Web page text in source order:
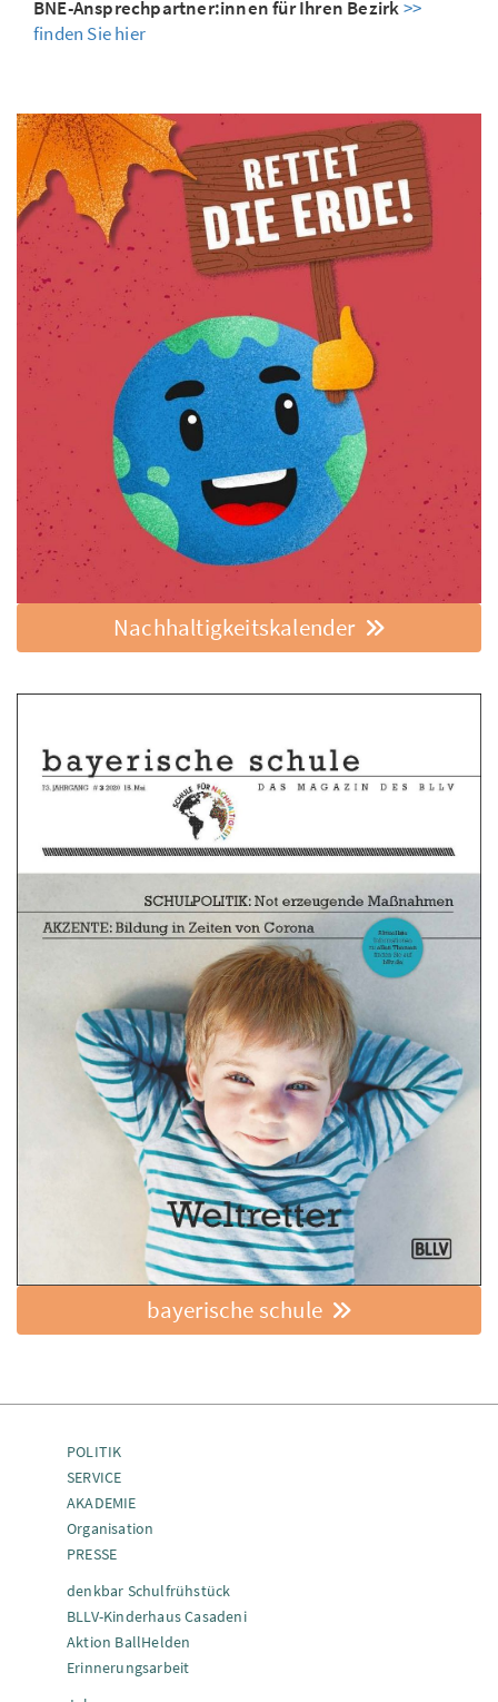
BNE-Ansprechpartner:innen für Ihren Bezirk>>
finden Sie hier
Nachhaltigkeitskalender
bayerische schule
POLITIK
SERVICE
AKADEMIE
Organisation
PRESSE
denkbar Schulfrühstück
BLLV-Kinderhaus Casadeni
Aktion BallHelden
Erinnerungsarbeit